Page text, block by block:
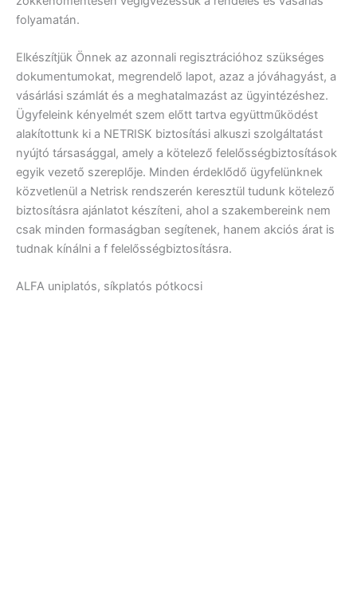
folyamatán.
Elkészítjük Önnek az azonnali regisztrációhoz szükséges
dokumentumokat, megrendelő lapot, azaz a jóváhagyást, a
vásárlási számlát és a meghatalmazást az ügyintézéshez.
Ügyfeleink kényelmét szem előtt tartva együttműködést
alakítottunk ki a NETRISK biztosítási alkuszi szolgáltatást
nyújtó társasággal, amely a kötelező felelősségbiztosítások
egyik vezető szereplője. Minden érdeklődő ügyfelünknek
közvetlenül a Netrisk rendszerén keresztül tudunk kötelező
biztosításra ajánlatot készíteni, ahol a szakembereink nem
csak minden formaságban segítenek, hanem akciós árat is
tudnak kínálni a f felelősségbiztosításra.
ALFA uniplatós, síkplatós pótkocsi